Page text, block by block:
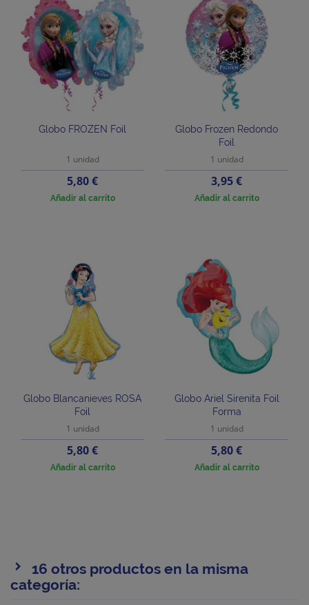
Globo FROZEN Foil
1 unidad
Precio
5,80 €
Añadir al carrito
Globo Frozen Redondo
Foil
1 unidad
Precio
3,95 €
Añadir al carrito
Globo Blancanieves ROSA
Foil
1 unidad
Precio
5,80 €
Añadir al carrito
Globo Ariel Sirenita Foil
Forma
1 unidad
Precio
5,80 €
Añadir al carrito
16 otros productos en la misma
categoría: